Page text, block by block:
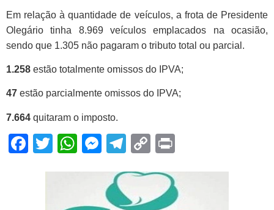
Em relação à quantidade de veículos, a frota de Presidente
Olegário tinha 8.969 veículos emplacados na ocasião,
sendo que 1.305 não pagaram o tributo total ou parcial.
1.258 estão totalmente omissos do IPVA;
47 estão parcialmente omissos do IPVA;
7.664 quitaram o imposto.
Facebook
Twitter
WhatsApp
Messenger
Telegram
Copy